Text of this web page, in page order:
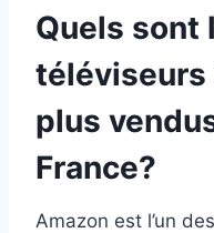
Quels sont
téléviseurs
plus
France?
Amazon est l’un